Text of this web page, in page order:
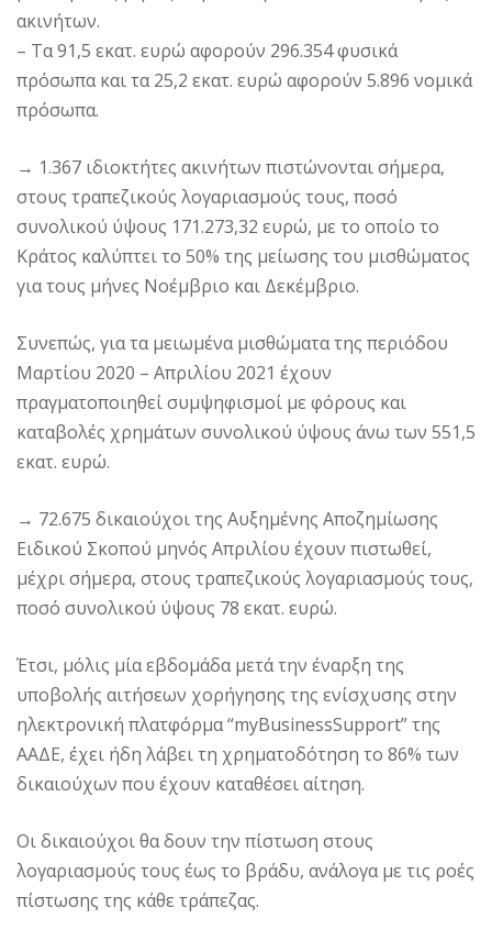
ακινήτων.
– Τα 91,5 εκατ. ευρώ αφορούν 296.354 φυσικά
πρόσωπα και τα 25,2 εκατ. ευρώ αφορούν 5.896 νομικά
πρόσωπα.
→ 1.367 ιδιοκτήτες ακινήτων πιστώνονται σήμερα,
στους τραπεζικούς λογαριασμούς τους, ποσό
συνολικού ύψους 171.273,32 ευρώ, με το οποίο το
Κράτος καλύπτει το 50% της μείωσης του μισθώματος
για τους μήνες Νοέμβριο και Δεκέμβριο.
Συνεπώς, για τα μειωμένα μισθώματα της περιόδου
Μαρτίου 2020 – Απριλίου 2021 έχουν
πραγματοποιηθεί συμψηφισμοί με φόρους και
καταβολές χρημάτων συνολικού ύψους άνω των 551,5
εκατ. ευρώ.
→ 72.675 δικαιούχοι της Αυξημένης Αποζημίωσης
Ειδικού Σκοπού μηνός Απριλίου έχουν πιστωθεί,
μέχρι σήμερα, στους τραπεζικούς λογαριασμούς τους,
ποσό συνολικού ύψους 78 εκατ. ευρώ.
Έτσι, μόλις μία εβδομάδα μετά την έναρξη της
υποβολής αιτήσεων χορήγησης της ενίσχυσης στην
ηλεκτρονική πλατφόρμα “myBusinessSupport” της
ΑΑΔΕ, έχει ήδη λάβει τη χρηματοδότηση το 86% των
δικαιούχων που έχουν καταθέσει αίτηση.
Οι δικαιούχοι θα δουν την πίστωση στους
λογαριασμούς τους έως το βράδυ, ανάλογα με τις ροές
πίστωσης της κάθε τράπεζας.